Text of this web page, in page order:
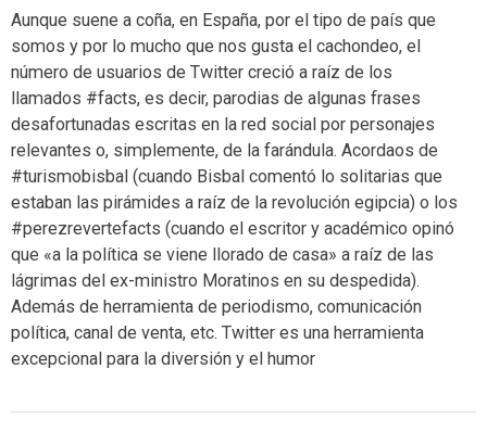
Aunque suene a coña, en España, por el tipo de país que
somos y por lo mucho que nos gusta el cachondeo, el
número de usuarios de Twitter creció a raíz de los
llamados #facts, es decir, parodias de algunas frases
desafortunadas escritas en la red social por personajes
relevantes o, simplemente, de la farándula. Acordaos de
#turismobisbal (cuando Bisbal comentó lo solitarias que
estaban las pirámides a raíz de la revolución egipcia) o los
#perezrevertefacts (cuando el escritor y académico opinó
que «a la política se viene llorado de casa» a raíz de las
lágrimas del ex-ministro Moratinos en su despedida).
Además de herramienta de periodismo, comunicación
política, canal de venta, etc. Twitter es una herramienta
excepcional para la diversión y el humor